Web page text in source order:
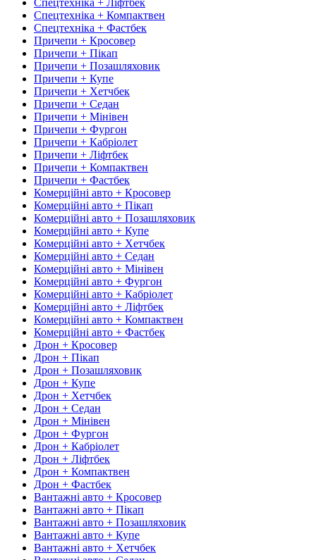
Спецтехніка + Компактвен
Спецтехніка + Фастбек
Причепи + Кросовер
Причепи + Пікап
Причепи + Позашляховик
Причепи + Купе
Причепи + Хетчбек
Причепи + Седан
Причепи + Мінівен
Причепи + Фургон
Причепи + Кабріолет
Причепи + Ліфтбек
Причепи + Компактвен
Причепи + Фастбек
Комерційні авто + Кросовер
Комерційні авто + Пікап
Комерційні авто + Позашляховик
Комерційні авто + Купе
Комерційні авто + Хетчбек
Комерційні авто + Седан
Комерційні авто + Мінівен
Комерційні авто + Фургон
Комерційні авто + Кабріолет
Комерційні авто + Ліфтбек
Комерційні авто + Компактвен
Комерційні авто + Фастбек
Дрон + Кросовер
Дрон + Пікап
Дрон + Позашляховик
Дрон + Купе
Дрон + Хетчбек
Дрон + Седан
Дрон + Мінівен
Дрон + Фургон
Дрон + Кабріолет
Дрон + Ліфтбек
Дрон + Компактвен
Дрон + Фастбек
Вантажні авто + Кросовер
Вантажні авто + Пікап
Вантажні авто + Позашляховик
Вантажні авто + Купе
Вантажні авто + Хетчбек